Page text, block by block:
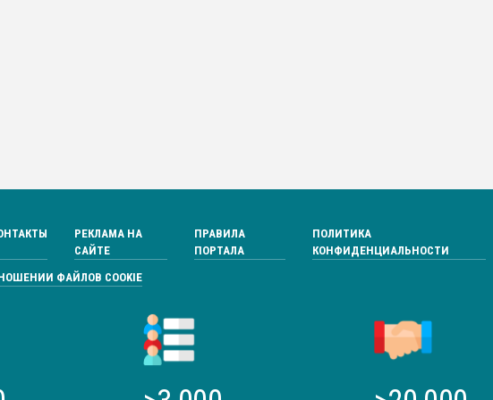
РЕКЛАМА НА
САЙТЕ
ПРАВИЛА
ПОРТАЛА
ПОЛИТИКА
КОНФИДЕНЦИАЛЬНОСТИ
ФАЙЛОВ COOKIE